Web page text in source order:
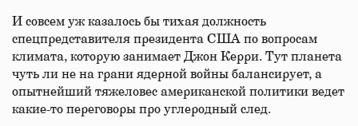
И совсем уж казалось бы тихая должность
спецпредставителя президента США по вопросам
климата, которую занимает Джон Керри. Тут планета
чуть ли не на грани ядерной войны балансирует, а
опытнейший тяжеловес американской политики ведет
какие-то переговоры про углеродный след.